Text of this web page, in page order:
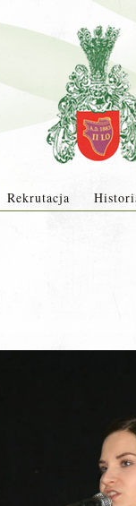
Rekrutacja